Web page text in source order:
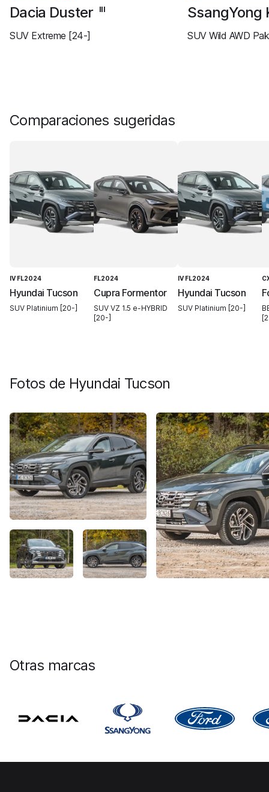
Dacia Duster III
SUV Extreme [24-]
SsangYong
SUV Wild AWD
Comparaciones sugeridas
IV FL2024
Hyundai Tucson
SUV Platinium [20-]
FL2024
Cupra Formentor
SUV VZ 1.5 e-HYBRID
[20-]
IV FL2024
Hyundai Tucson
SUV Platinium [20-]
Fotos de Hyundai Tucson
Otras marcas